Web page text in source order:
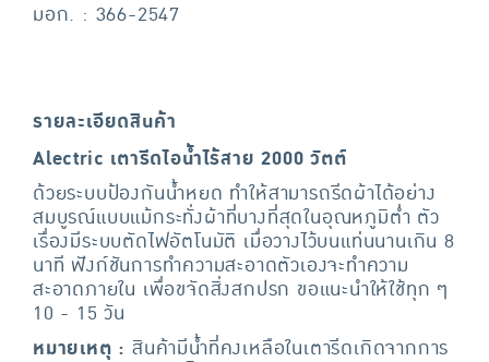
มอก. : 366-2547
รายละเอียดสินค้า
Alectric เตารีดไอน้ำไร้สาย 2000 วัตต์
ด้วยระบบป้องกันนํ้าหยด ทำให้สามารถรีดผ้าได้อย่าง
สมบูรณ์แบบแม้กระทั่งผ้าที่บางที่สุดในอุณหภูมิตํ่า ตัว
เรื่องมีระบบตัดไฟอัตโนมัติ เมื่อวางไว้บนแท่นนานเกิน 8
นาที ฟังก์ชันการทําความสะอาดตัวเองจะทําความ
สะอาดภายใน เพื่อขจัดสิ่งสกปรก ขอแนะนําให้ใช้ทุก ๆ
10 - 15 วัน
หมายเหตุ : สินค้ามีน้ำที่คงเหลือในเตารีดเกิดจากการ